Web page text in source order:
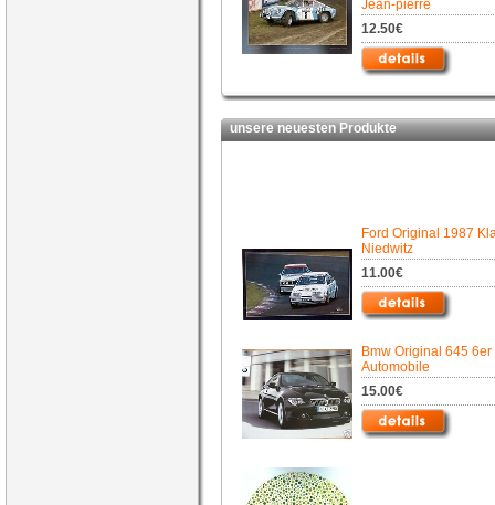
Jean-pierre
12.50€
unsere neuesten Produkte
Ford Original 1987
Niedwitz
11.00€
Bmw Original 645 6er
Automobile
15.00€